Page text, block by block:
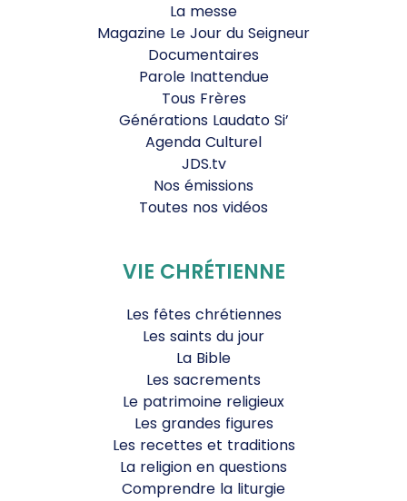
La messe
Magazine Le Jour du Seigneur
Documentaires
Parole Inattendue
Tous Frères
Générations Laudato Si’
Agenda Culturel
JDS.tv
Nos émissions
Toutes nos vidéos
VIE CHRÉTIENNE
Les fêtes chrétiennes
Les saints du jour
La Bible
Les sacrements
Le patrimoine religieux
Les grandes figures
Les recettes et traditions
La religion en questions
Comprendre la liturgie